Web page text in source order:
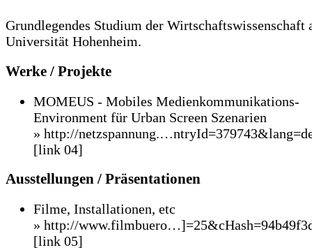
Grundlegendes Studium der Wirtschaftswissenschaft
Universität Hohenheim.
Werke / Projekte
MOMEUS - Mobiles Medienkommunikations-
Environment für Urban Screen Szenarien
» http://
[link 04]
Ausstellungen / Präsentationen
Filme, Installationen, etc
» http://
[link 05]